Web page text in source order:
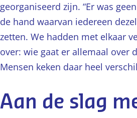
georganiseerd zijn. “Er was
de hand waarvan iedereen
zetten. We hadden met elkaar
over: wie gaat er allemaal over
Mensen keken daar heel
Aan de slag